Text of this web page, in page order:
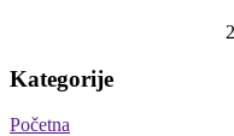
Kategorije
Početna